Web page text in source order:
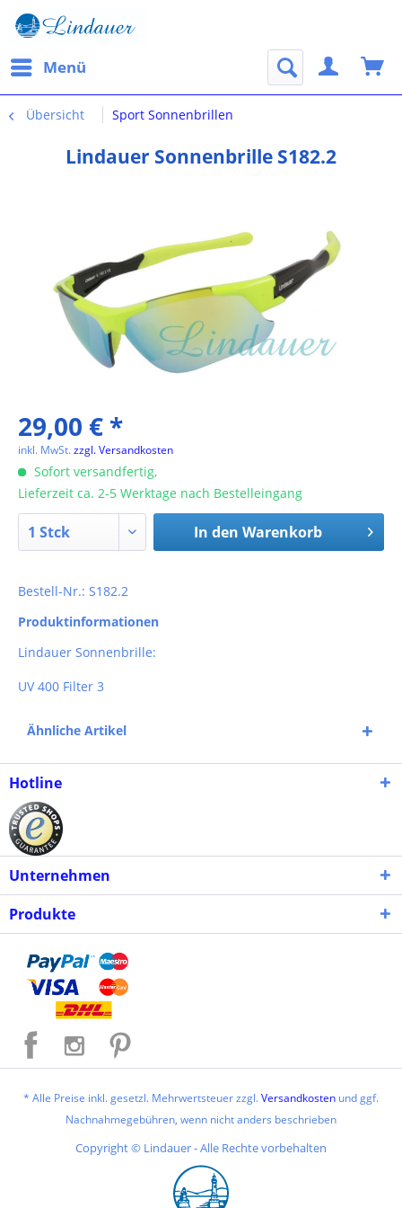
Menü
Übersicht Sport Sonnenbrillen
Lindauer Sonnenbrille S182.2
29,00 € *
inkl. MwSt.zzgl. Versandkosten
Sofort versandfertig,
Lieferzeit ca. 2-5 Werktage nach Bestelleingang
In den Warenkorb
Bestell-Nr.: S182.2
Produktinformationen
Lindauer Sonnenbrille:
UV 400 Filter 3
Ähnliche Artikel
Hotline
Unternehmen
Produkte
* Alle Preise inkl. gesetzl. Mehrwertsteuer zzgl.Versandkosten und ggf.
Nachnahmegebühren, wenn nicht anders beschrieben
Copyright © Lindauer - Alle Rechte vorbehalten